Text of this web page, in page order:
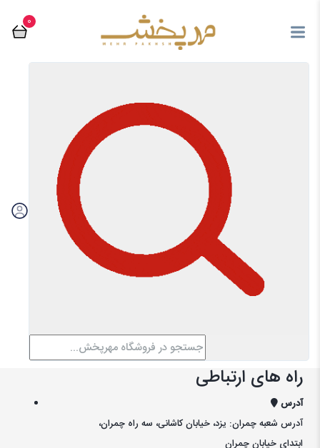
0
فیلتر مرتب سازی بر اساس:
تماس با فروشگاه مهرپخش
از محصولات جدید و فروش ویژه ها با خبر شوید
با ما در ارتباط باشید
راه های ارتباطی
آدرس
آدرس شعبه چمران: یزد، خیابان کاشانی، سه راه چمران،
ابتدای خیابان چمران